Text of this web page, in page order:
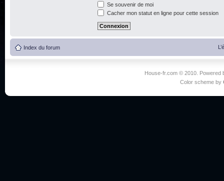
Se souvenir de moi
Cacher mon statut en ligne pour cette session
Index du forum
House-fr.com © 2010. Powered
Color scheme by